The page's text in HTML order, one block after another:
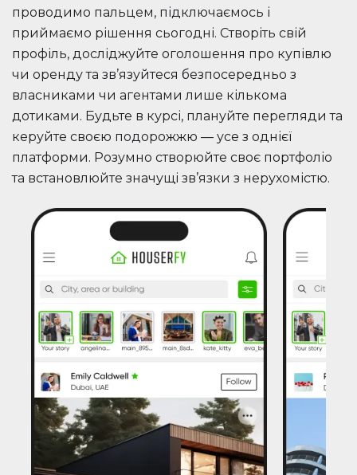
проводимо пальцем, підключаємось і
приймаємо рішення сьогодні. Створіть свій
профіль, досліджуйте оголошення про купівлю
чи оренду та зв’язуйтеся безпосередньо з
власниками чи агентами лише кількома
дотиками. Будьте в курсі, плануйте перегляди та
керуйте своєю подорожжю — усе з однієї
платформи. Розумно створюйте своє портфоліо
та встановлюйте значущі зв’язки з нерухомістю.